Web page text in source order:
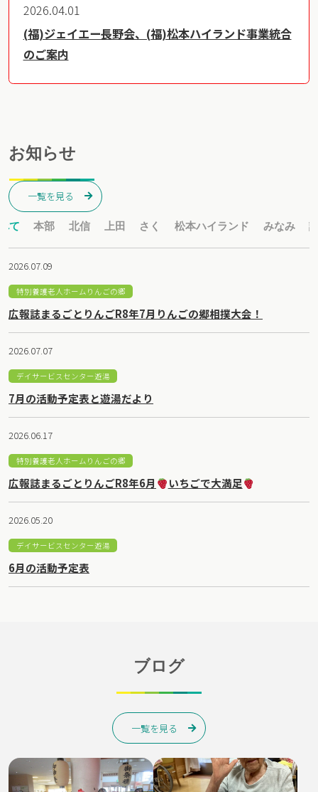
2026.04.01
(福)ジェイエー長野会、(福)松本ハイランド事業統合
のご案内
お知らせ
一覧を見る
て 本部 北信 上田 さく 松本ハイランド みなみ
2026.07.09
広報誌まるごとりんごR8年7月りんごの郷相撲大会！
特別養護老人ホームりんごの郷
2026.07.07
7月の活動予定表と遊湯だより
デイサービスセンター遊湯
2026.06.17
広報誌まるごとりんごR8年6月 いちごで大満足
特別養護老人ホームりんごの郷
2026.05.20
6月の活動予定表
デイサービスセンター遊湯
社会福祉法人松本ハイランドとの事業統合契約書締結
事務所移転のお知らせ
広報誌まるごとりんごR8年7月りんごの郷相撲大会！
7月の活動予定表と遊湯だより
ローマンうえだ地域密着型サテライト特養 上野の里
～面会について（お知らせ）～
特別養護老人ホームローマンうえだ
陽だまりの家放課後等デイサービス令和7年度自己評価
【令和8年3月13日開催】2026就職ガイダンスin佐久
うつくしの里だより【冬の号】
第２回 総合防災訓練と事業継続計画のシュミレーショ
事業所説明会を開催しました
広報誌「もみじ」66号発行
広報誌『もみじ』
特別養護老人ホーム紅林荘
ブログ
一覧を見る